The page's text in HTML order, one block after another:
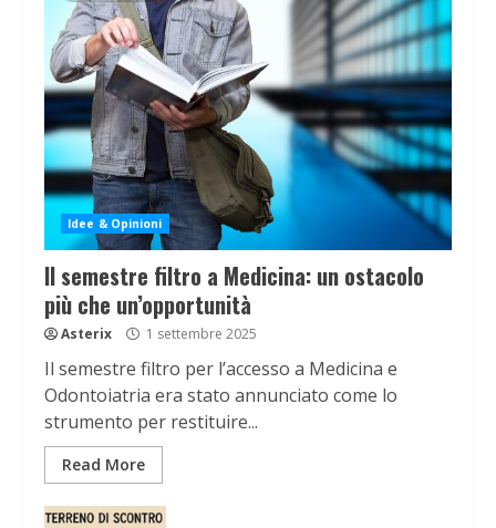
Idee & Opinioni
Il semestre filtro a Medicina: un ostacolo
più che un’opportunità
Asterix 1 settembre 2025
Il semestre filtro per l’accesso a Medicina e
Odontoiatria era stato annunciato come lo
strumento per restituire...
Read More